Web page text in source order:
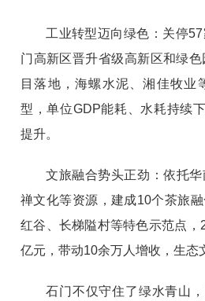
工业转型迈向绿色：关停
门高新区晋升省级高新区和绿
目落地，海螺水泥、湘佳牧业
型，单位GDP能耗、水耗持续
提升。
文旅融合势头正劲：依托
禅文化等资源，建成10个茶旅
红谷、长梯隘村等特色示范点
亿元，带动10余万人增收，生态
石门不仅守住了绿水青山